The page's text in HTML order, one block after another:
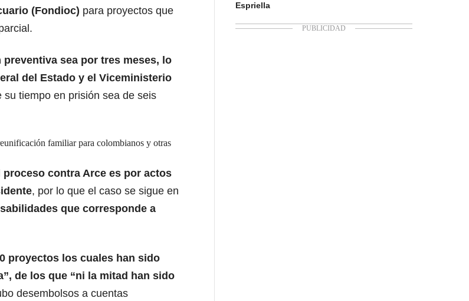
(Fondioc) para proyectos que
sea por tres meses, lo
del Estado y el Viceministerio
su tiempo en prisión sea de seis
familiar para colombianos y otras
proceso contra Arce es por actos
, por lo que el caso se sigue en
que corresponde a
proyectos los cuales han sido
de los que “ni la mitad han sido
desembolsos a cuentas
Espriella